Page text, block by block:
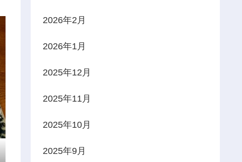
2026年2月
2026年1月
2025年12月
2025年11月
2025年10月
2025年9月